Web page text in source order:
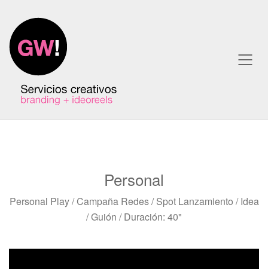
Personal
Personal Play / Campaña Redes / Spot Lanzamiento / Idea
/ Guión / Duración: 40"